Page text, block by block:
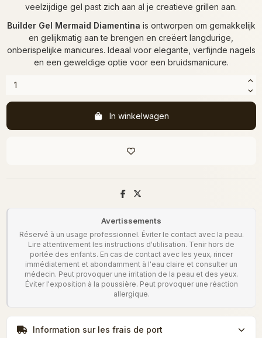
veelzijdige gel past zich aan al je creatieve grillen aan.
Builder Gel Mermaid Diamentina is ontworpen om gemakkelijk
en gelijkmatig aan te brengen en creëert langdurige,
onberispelijke manicures. Ideaal voor elegante, verfijnde nagels
en een geweldige optie voor een bruidsmanicure.
In winkelwagen
Avertissements
Réservé à un usage professionnel. Éviter le contact avec la peau.
Lire attentivement les instructions d'utilisation. Tenir hors de
portée des enfants. En cas de contact avec les yeux, rincer
immédiatement et abondamment à l'eau claire et consulter un
médecin. Peut provoquer une irritation de la peau et des yeux.
Éviter l'exposition à la poussière. Peut provoquer une réaction
allergique.
Information sur les frais de port